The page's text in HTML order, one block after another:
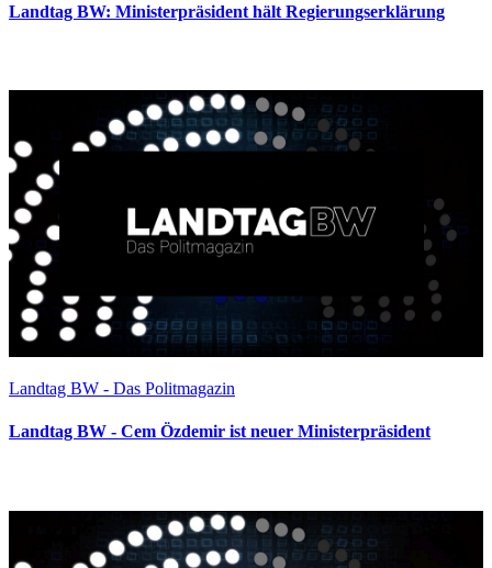
Landtag BW: Ministerpräsident hält Regierungserklärung
Landtag BW - Das Politmagazin
Landtag BW - Cem Özdemir ist neuer Ministerpräsident